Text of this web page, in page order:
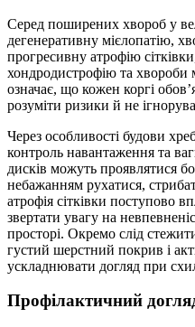
Серед поширених хвороб у
дегенеративну мієлопатію,
прогресивну атрофію
хондродистрофію та хвороби
означає, що кожен коргі
розуміти ризики й не
Через особливості будови
контроль навантаження та
дисків можуть проявлятися
небажанням рухатися,
атрофія сітківки поступово
звертати увагу на
просторі. Окремо слід
густий шерстний покрив і
ускладнювати догляд при
Профілактичний